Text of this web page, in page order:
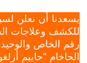
يسعدنا أن نعلن
للكشف وعلاجات
رقم الخاص
الحاخام “حاييم